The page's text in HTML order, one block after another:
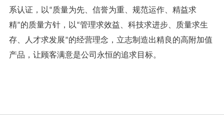
系认证，以“质量为先、信誉为重、规范运作、精益求
精”的质量方针，以“管理求效益、科技求进步、质量求生
存、人才求发展”的经营理念，立志制造出精良的高附加值
产品，让顾客满意是公司永恒的追求目标。